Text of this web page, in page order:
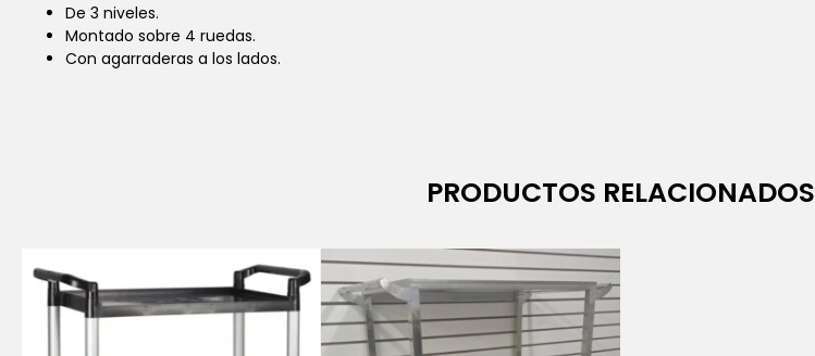
De 3 niveles.
Montado sobre 4 ruedas.
Con agarraderas a los lados.
PRODUCTOS RELACIONADOS